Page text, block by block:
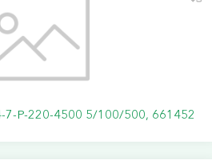
7-P-220-4500 5/100/500, 661452